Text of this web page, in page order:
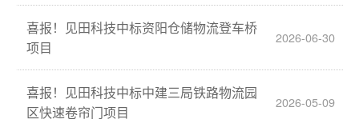
喜报！见田科技中标资阳仓储物流登车桥
项目
2026-06-30
喜报！见田科技中标中建三局铁路物流园
区快速卷帘门项目
2026-05-09